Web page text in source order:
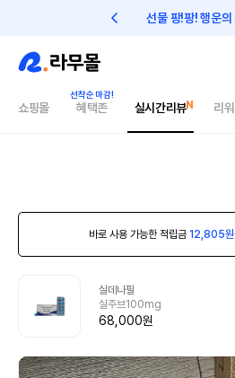
선물 팡!팡! 행운의
쇼핑몰 혜택존 실시간리뷰 리
바로 사용 가능한 적립금 12,805원
실데나필
실주브100mg
68,000원